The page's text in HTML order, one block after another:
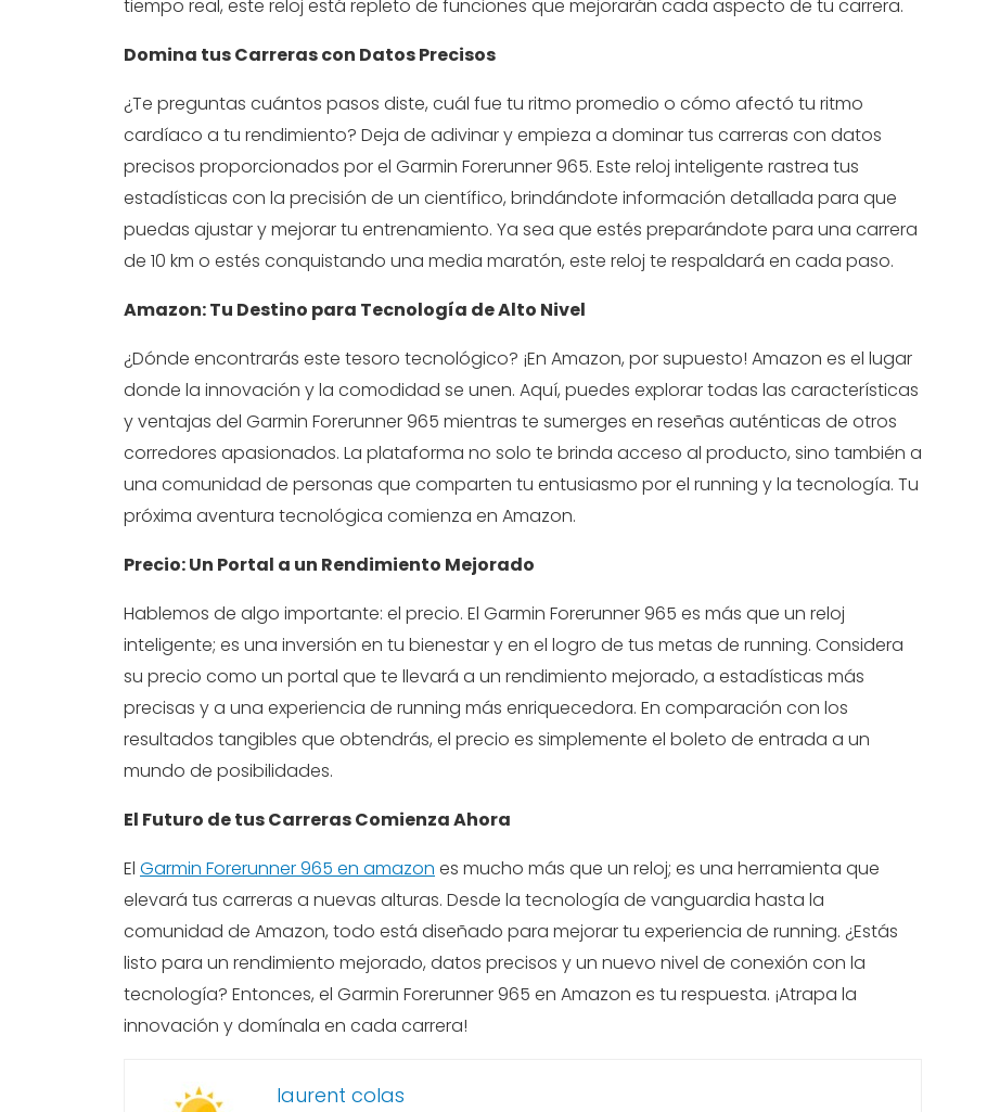
tiempo real, este reloj está repleto de funciones que mejorarán cada aspecto de tu carrera.
Domina tus Carreras con Datos Precisos
¿Te preguntas cuántos pasos diste, cuál fue tu ritmo promedio o cómo afectó tu ritmo
cardíaco a tu rendimiento? Deja de adivinar y empieza a dominar tus carreras con datos
precisos proporcionados por el Garmin Forerunner 965. Este reloj inteligente rastrea tus
estadísticas con la precisión de un científico, brindándote información detallada para que
puedas ajustar y mejorar tu entrenamiento. Ya sea que estés preparándote para una carrera
de 10 km o estés conquistando una media maratón, este reloj te respaldará en cada paso.
Amazon: Tu Destino para Tecnología de Alto Nivel
¿Dónde encontrarás este tesoro tecnológico? ¡En Amazon, por supuesto! Amazon es el lugar
donde la innovación y la comodidad se unen. Aquí, puedes explorar todas las características
y ventajas del Garmin Forerunner 965 mientras te sumerges en reseñas auténticas de otros
corredores apasionados. La plataforma no solo te brinda acceso al producto, sino también a
una comunidad de personas que comparten tu entusiasmo por el running y la tecnología. Tu
próxima aventura tecnológica comienza en Amazon.
Precio: Un Portal a un Rendimiento Mejorado
Hablemos de algo importante: el precio. El Garmin Forerunner 965 es más que un reloj
inteligente; es una inversión en tu bienestar y en el logro de tus metas de running. Considera
su precio como un portal que te llevará a un rendimiento mejorado, a estadísticas más
precisas y a una experiencia de running más enriquecedora. En comparación con los
resultados tangibles que obtendrás, el precio es simplemente el boleto de entrada a un
mundo de posibilidades.
El Futuro de tus Carreras Comienza Ahora
El Garmin Forerunner 965 en amazon es mucho más que un reloj; es una herramienta que
elevará tus carreras a nuevas alturas. Desde la tecnología de vanguardia hasta la
comunidad de Amazon, todo está diseñado para mejorar tu experiencia de running. ¿Estás
listo para un rendimiento mejorado, datos precisos y un nuevo nivel de conexión con la
tecnología? Entonces, el Garmin Forerunner 965 en Amazon es tu respuesta. ¡Atrapa la
innovación y domínala en cada carrera!
laurent colas